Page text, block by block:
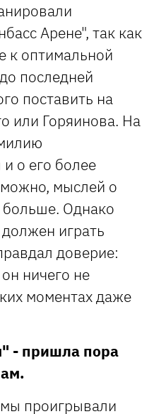
Арене", так как
к оптимальной
последней
поставить на
или Горяинова. На
о его более
мыслей о
Однако
должен играть
доверие:
ничего не
моментах даже
- пришла пора
проигрывали